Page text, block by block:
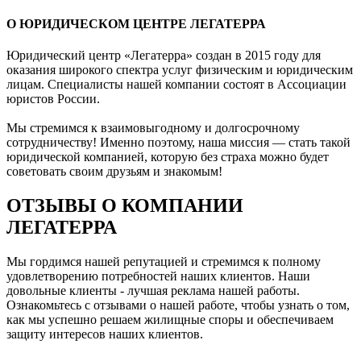
О ЮРИДИЧЕСКОМ ЦЕНТРЕ ЛЕГАТЕРРА
Юридический центр «Легатерра» создан в 2015 году для
оказания широкого спектра услуг физическим и юридическим
лицам. Специалисты нашей компании состоят в Ассоциации
юристов России.
Мы стремимся к взаимовыгодному и долгосрочному
сотрудничеству! Именно поэтому, наша миссия — стать такой
юридической компанией, которую без страха можно будет
советовать своим друзьям и знакомым!
ОТЗЫВЫ О КОМПАНИИ
ЛЕГАТЕРРА
Мы гордимся нашей репутацией и стремимся к полному
удовлетворению потребностей наших клиентов. Наши
довольные клиенты - лучшая реклама нашей работы.
Ознакомьтесь с отзывами о нашей работе, чтобы узнать о том,
как мы успешно решаем жилищные споры и обеспечиваем
защиту интересов наших клиентов.